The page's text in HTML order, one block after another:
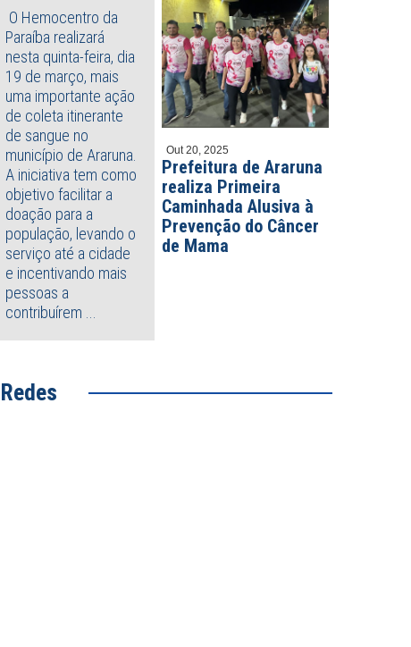
O Hemocentro da
Paraíba realizará
nesta quinta-feira, dia
19 de março, mais
uma importante ação
de coleta itinerante
de sangue no
município de Araruna.
A iniciativa tem como
objetivo facilitar a
doação para a
população, levando o
serviço até a cidade
e incentivando mais
pessoas a
contribuírem ...
Out 20, 2025
Prefeitura de Araruna
realiza Primeira
Caminhada Alusiva à
Prevenção do Câncer
de Mama
Redes